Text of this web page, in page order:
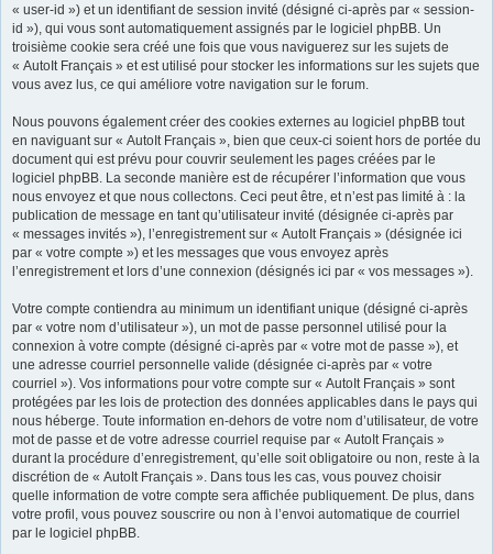
« user-id ») et un identifiant de session invité (désigné ci-après par « session-
id »), qui vous sont automatiquement assignés par le logiciel phpBB. Un
troisième cookie sera créé une fois que vous naviguerez sur les sujets de
« AutoIt Français » et est utilisé pour stocker les informations sur les sujets que
vous avez lus, ce qui améliore votre navigation sur le forum.
Nous pouvons également créer des cookies externes au logiciel phpBB tout
en naviguant sur « AutoIt Français », bien que ceux-ci soient hors de portée du
document qui est prévu pour couvrir seulement les pages créées par le
logiciel phpBB. La seconde manière est de récupérer l’information que vous
nous envoyez et que nous collectons. Ceci peut être, et n’est pas limité à : la
publication de message en tant qu’utilisateur invité (désignée ci-après par
« messages invités »), l’enregistrement sur « AutoIt Français » (désignée ici
par « votre compte ») et les messages que vous envoyez après
l’enregistrement et lors d’une connexion (désignés ici par « vos messages »).
Votre compte contiendra au minimum un identifiant unique (désigné ci-après
par « votre nom d’utilisateur »), un mot de passe personnel utilisé pour la
connexion à votre compte (désigné ci-après par « votre mot de passe »), et
une adresse courriel personnelle valide (désignée ci-après par « votre
courriel »). Vos informations pour votre compte sur « AutoIt Français » sont
protégées par les lois de protection des données applicables dans le pays qui
nous héberge. Toute information en-dehors de votre nom d’utilisateur, de votre
mot de passe et de votre adresse courriel requise par « AutoIt Français »
durant la procédure d’enregistrement, qu’elle soit obligatoire ou non, reste à la
discrétion de « AutoIt Français ». Dans tous les cas, vous pouvez choisir
quelle information de votre compte sera affichée publiquement. De plus, dans
votre profil, vous pouvez souscrire ou non à l’envoi automatique de courriel
par le logiciel phpBB.